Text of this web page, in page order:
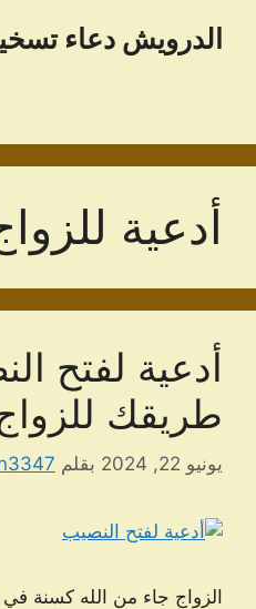
الدرویش دعاء
أدعية
أدعية لفتح
طريقك
يونيو 22, 2024 بقلم
الزواج جاء من الله كسنة في